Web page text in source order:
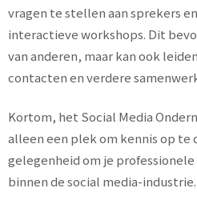
vragen te stellen aan sprekers
interactieve workshops. Dit
van anderen, maar kan ook
contacten en verdere
Kortom, het Social Media
alleen een plek om kennis op te
gelegenheid om je
binnen de social media-industrie.